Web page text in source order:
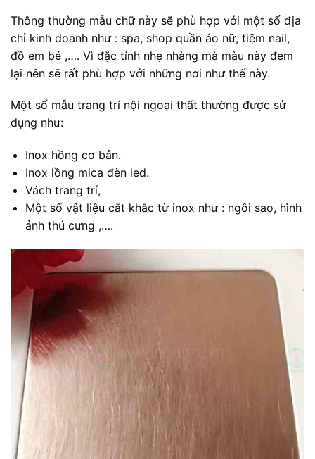
Thông thường mẫu chữ này sẽ phù hợp với một số địa
chỉ kinh doanh như : spa, shop quần áo nữ, tiệm nail,
đồ em bé ,…. Vì đặc tính nhẹ nhàng mà màu này đem
lại nên sẽ rất phù hợp với những nơi như thế này.
Một số mẫu trang trí nội ngoại thất thường được sử
dụng như:
Inox hồng cơ bản.
Inox lồng mica đèn led.
Vách trang trí,
Một số vật liệu cắt khắc từ inox như : ngôi sao, hình
ảnh thú cưng ,….